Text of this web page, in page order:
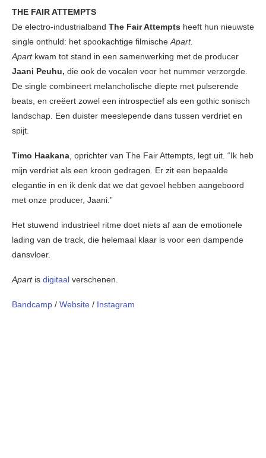
THE FAIR ATTEMPTS
De electro-industrialband The Fair Attempts heeft hun nieuwste
single onthuld: het spookachtige filmische Apart.
Apartkwam tot stand in een samenwerking met de producer
Jaani Peuhu, die ook de vocalen voor het nummer verzorgde.
De single combineert melancholische diepte met pulserende
beats, en creëert zowel een introspectief als een gothic sonisch
landschap. Een duister meeslepende dans tussen verdriet en
spijt.
Timo Haakana , oprichter van The Fair Attempts, legt uit. “Ik heb
mijn verdriet als een kroon gedragen. Er zit een bepaalde
elegantie in en ik denk dat we dat gevoel hebben aangeboord
met onze producer, Jaani.”
Het stuwend industrieel ritme doet niets af aan de emotionele
lading van de track, die helemaal klaar is voor een dampende
dansvloer.
Apartis digitaal verschenen.
Bandcamp / Website / Instagram